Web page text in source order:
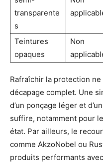
transparente
s
Teintures
opaques
Non
Rafraîchir la protection
décapage complet. Une
d’un ponçage léger et
suffire, notamment pour
état. Par ailleurs, le
comme AkzoNobel ou
produits performants